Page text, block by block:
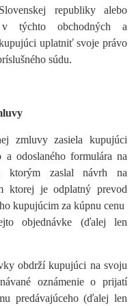
republiky alebo
v týchto obchodných a
uplatniť svoje právo
súdu.
zasiela kupujúci
a odoslaného formulára na
ktorým zaslal návrh na
ktorej je odplatný prevod
kupujúcim za kúpnu cenu
objednávke (ďalej len
obdrží kupujúci na svoju
oznámenie o prijatí
predávajúceho (ďalej len